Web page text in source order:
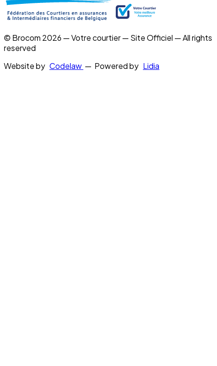
© Brocom 2026 — Votre courtier — Site Officiel — All rights
reserved
Website by Codelaw — Powered by Lidia